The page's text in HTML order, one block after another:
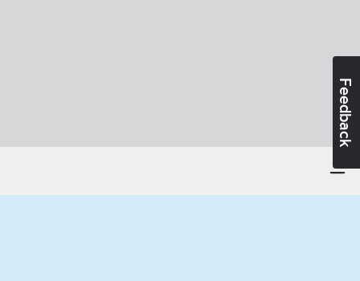
Feedback